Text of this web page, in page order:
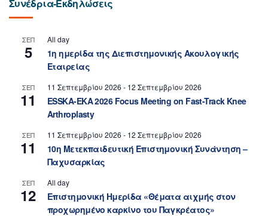
Συνέδρια-Εκδηλώσεις
ΣΕΠ
5
All day
1η ημερίδα της Διεπιστημονικής Ακουλογικής
Εταιρείας
ΣΕΠ
11
11 Σεπτεμβρίου 2026 - 12 Σεπτεμβρίου 2026
ESSKA-EKA 2026 Focus Meeting on Fast-Track Knee
Arthroplasty
ΣΕΠ
11
11 Σεπτεμβρίου 2026 - 12 Σεπτεμβρίου 2026
10η Μετεκπαιδευτική Επιστημονική Συνάντηση –
Παχυσαρκίας
ΣΕΠ
12
All day
Επιστημονική Ημερίδα «Θέματα αιχμής στον
προχωρημένο καρκίνο του Παγκρέατος»